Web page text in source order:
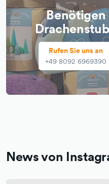
Benötigen
Rufen Sie uns an
+49 8092 6969390
News von